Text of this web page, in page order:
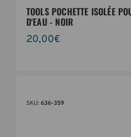
TOOLS POCHETTE ISOLÉE
D'EAU - NOIR
20,00€
SKU: 636-359